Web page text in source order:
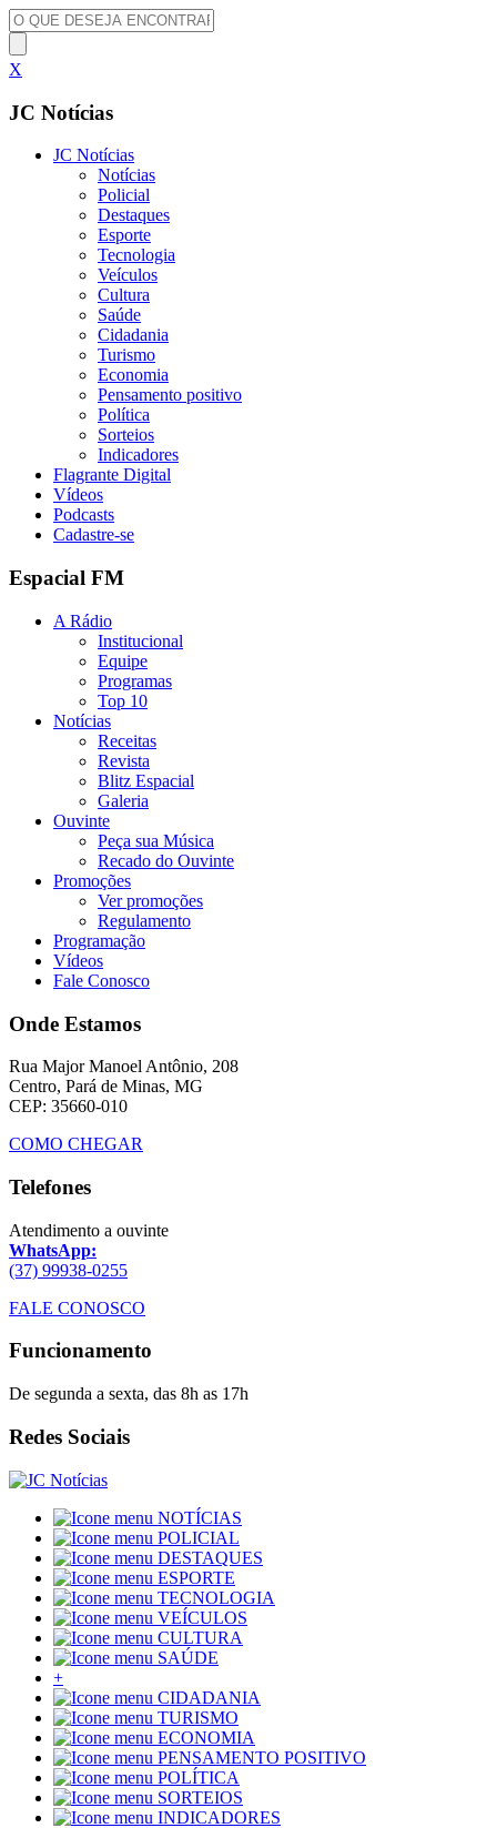
X
JC Notícias
JC Notícias
Notícias
Policial
Destaques
Esporte
Tecnologia
Veículos
Cultura
Saúde
Cidadania
Turismo
Economia
Pensamento positivo
Política
Sorteios
Indicadores
Flagrante Digital
Vídeos
Podcasts
Cadastre-se
Espacial FM
A Rádio
Institucional
Equipe
Programas
Top 10
Notícias
Receitas
Revista
Blitz Espacial
Galeria
Ouvinte
Peça sua Música
Recado do Ouvinte
Promoções
Ver promoções
Regulamento
Programação
Vídeos
Fale Conosco
Onde Estamos
Rua Major Manoel Antônio, 208
Centro, Pará de Minas, MG
CEP: 35660-010
COMO CHEGAR
Telefones
Atendimento a ouvinte
WhatsApp:
(37) 99938-0255
FALE CONOSCO
Funcionamento
De segunda a sexta, das 8h as 17h
Redes Sociais
NOTÍCIAS
POLICIAL
DESTAQUES
ESPORTE
TECNOLOGIA
VEÍCULOS
CULTURA
SAÚDE
+
CIDADANIA
TURISMO
ECONOMIA
PENSAMENTO POSITIVO
POLÍTICA
SORTEIOS
INDICADORES